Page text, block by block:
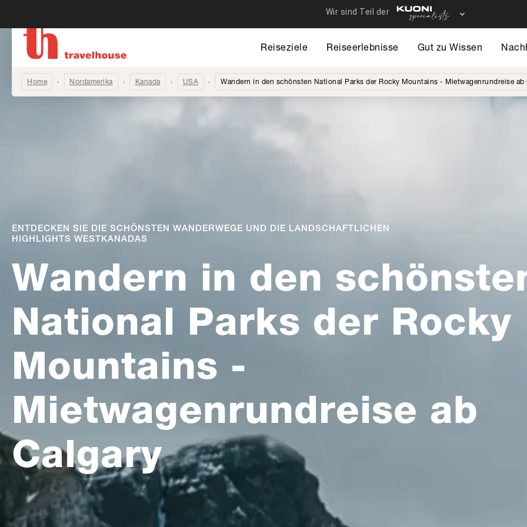
Reiseziele Reiseerlebnisse Gut zu Wissen
Home Nordamerika Kanada USA Wandern in den schönsten National Parks der Rocky Mountains - Mietwagenrundreise ab
Wandern in den
National Parks der Rocky
Mountains -
Mietwagenrundreise ab
Calgary
ENTDECKEN SIE DIE SCHÖNSTEN WANDERWEGE UND DIE LANDSCHAFTLICHEN
HIGHLIGHTS WESTKANADAS